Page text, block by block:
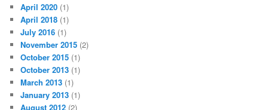
April 2020 (1)
April 2018 (1)
July 2016 (1)
November 2015 (2)
October 2015 (1)
October 2013 (1)
March 2013 (1)
January 2013 (1)
August 2012 (2)